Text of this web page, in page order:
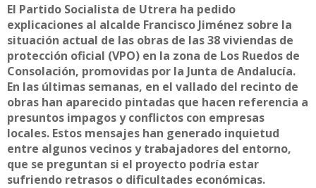
El Partido Socialista de Utrera ha pedido
explicaciones al alcalde Francisco Jiménez sobre la
situación actual de las obras de las 38 viviendas de
protección oficial (VPO) en la zona de Los Ruedos de
Consolación, promovidas por la Junta de Andalucía.
En las últimas semanas, en el vallado del recinto de
obras han aparecido pintadas que hacen referencia a
presuntos impagos y conflictos con empresas
locales. Estos mensajes han generado inquietud
entre algunos vecinos y trabajadores del entorno,
que se preguntan si el proyecto podría estar
sufriendo retrasos o dificultades económicas.